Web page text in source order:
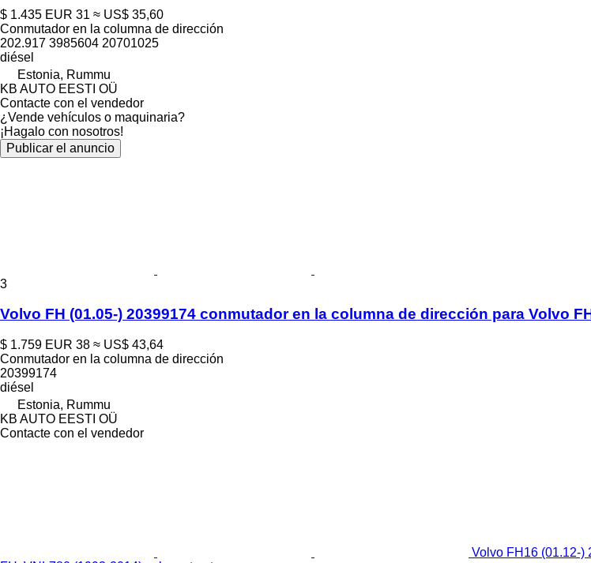
$ 1.435 EUR 31 ≈ US$ 35,60
Conmutador en la columna de dirección
202.917 3985604 20701025
diésel
Estonia, Rummu
KB AUTO EESTI OÜ
Contacte con el vendedor
¿Vende vehículos o maquinaria?
¡Hagalo con nosotros!
Publicar el anuncio
3
Volvo FH (01.05-) 20399174 conmutador en la columna de dirección para Volvo
$ 1.759 EUR 38 ≈ US$ 43,64
Conmutador en la columna de dirección
20399174
diésel
Estonia, Rummu
KB AUTO EESTI OÜ
Contacte con el vendedor
Volvo FH16 (01.12-)